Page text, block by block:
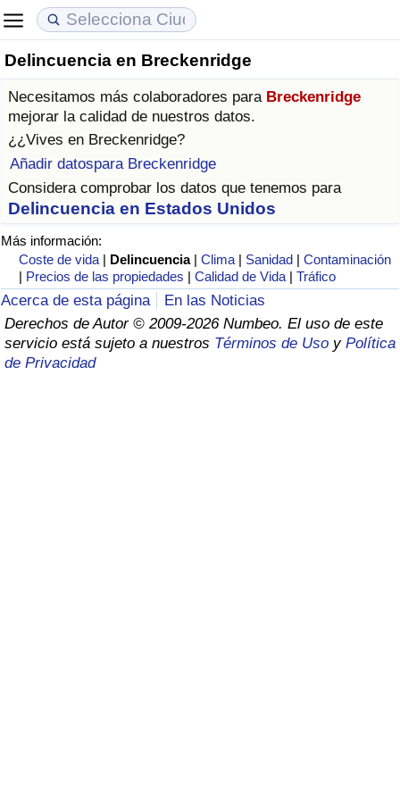
Delincuencia en Breckenridge
Necesitamos más colaboradores para Breckenridge
mejorar la calidad de nuestros datos.
¿¿Vives en Breckenridge?
Añadir datospara Breckenridge
Considera comprobar los datos que tenemos para
Delincuencia en Estados Unidos
Más información:
Coste de vida | Delincuencia |Clima | Sanidad |Contaminación
| Precios de las propiedades |Calidad de Vida |Tráfico
Acerca de esta página
En las Noticias
Derechos de Autor © 2009-2026 Numbeo. El uso de este
servicio está sujeto a nuestros Términos de Uso y Política
de Privacidad
Coste de vida
Índice de Costo de Vida (Actual)
Índice de Costo de Vida
Índice de costo de vida por país
en aqaba
Precios de las propiedades
Índice de Precios de Inmuebles (Actual)
Índice de Precios de Inmuebles
Índice de Precios de Inmuebles por País
Calidad de Vida
Índice de Calidad de Vida
Índice de Calidad de Vida (Actual)
Índice de calidad de vida por país
Delincuencia
Calificación del Índice de Criminalidad
(Actual)
Índice de Criminalidad